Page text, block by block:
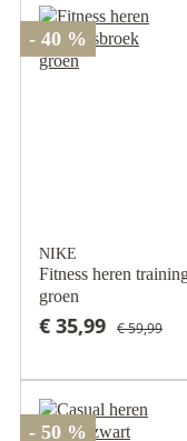
- 40 %
NIKE
Fitness heren
groen
€ 35,99 € 59,99
- 50 %